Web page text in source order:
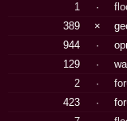
1
·
389
×
944
·
129
·
2
·
423
·